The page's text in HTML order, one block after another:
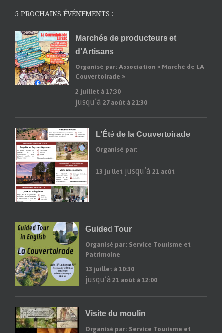
5 PROCHAINS ÉVÉNEMENTS :
Marchés de producteurs et
d’Artisans
Organisé par: Association « Marché de LA
Couvertoirade »
2 juillet à 17:30
jusqu’à27 août à 21:30
L’Été de la Couvertoirade
Organisé par:
13 juillet jusqu’à 21 août
Guided Tour
Organisé par: Service Tourisme et
Patrimoine
13 juillet à 10:30
jusqu’à 21 août à 12:00
Visite du moulin
Organisé par: Service Tourisme et